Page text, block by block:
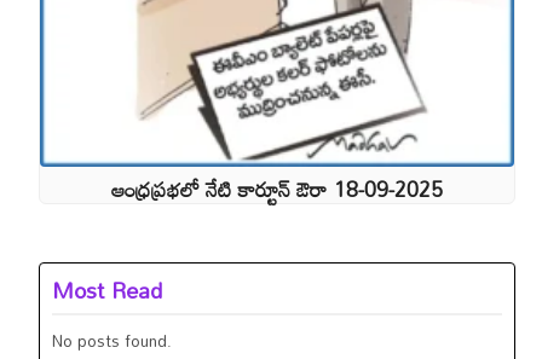
ఆంధ్రప్రభలో నేటి కార్టూన్ ఔరా 18-09-2025
Most Read
No posts found.